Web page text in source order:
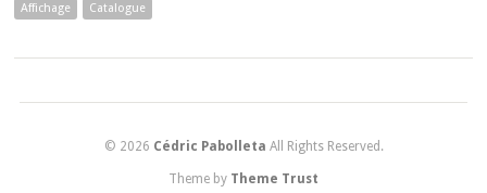
Affichage Catalogue
© 2026 Cédric Pabolleta All Rights Reserved.
Theme by Theme Trust